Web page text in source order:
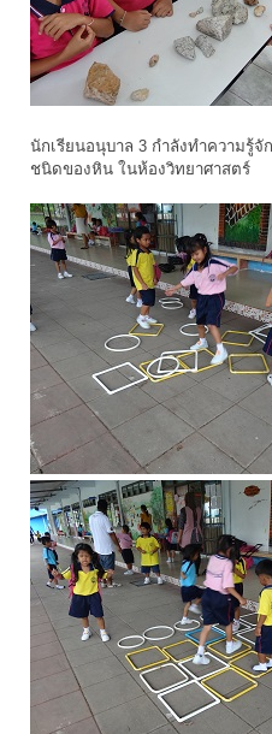
นักเรียนอนุบาล 3 กำลังทำความรู้
ชนิดของหิน ในห้องวิทยาศาสตร์